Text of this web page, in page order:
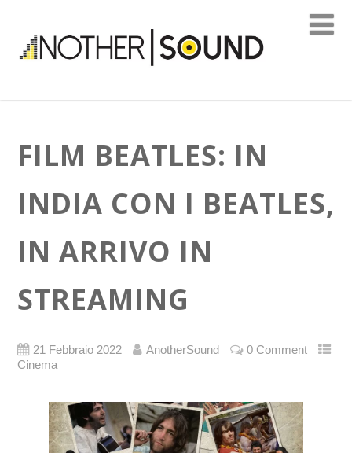
FILM BEATLES: IN
INDIA CON I BEATLES,
IN ARRIVO IN
STREAMING
21 Febbraio 2022 AnotherSound
0 Comment
Cinema